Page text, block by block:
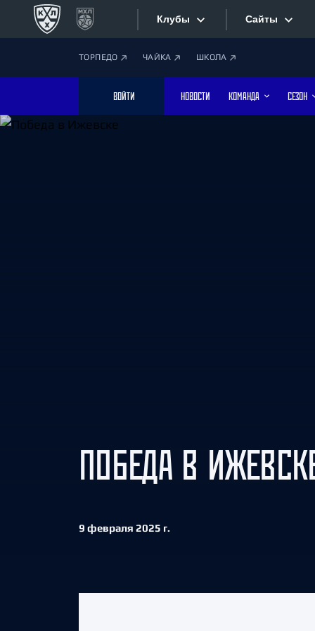
Клубы
Дивизион Боброва
Лада
Сайты
ТОРПЕДО ЧАЙКА ШКОЛА
ВОЙТИ НОВОСТИ КОМАНДА СЕЗОН
ПОБЕДА В
9 февраля 2025 г.